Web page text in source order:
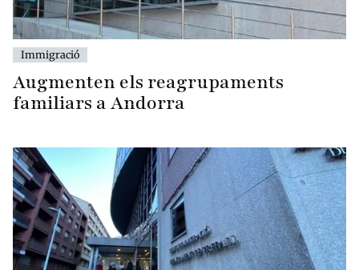
Immigració
Augmenten els reagrupaments
familiars a Andorra